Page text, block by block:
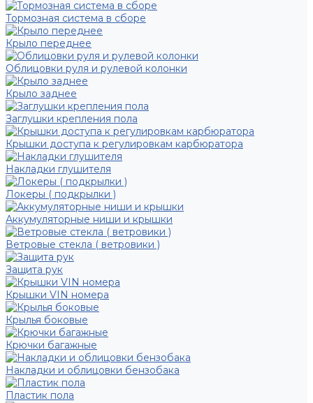
Тормозная система в сборе
Крыло переднее
Облицовки руля и рулевой колонки
Крыло заднее
Заглушки крепления пола
Крышки доступа к регулировкам карбюратора
Накладки глушителя
Локеры ( подкрылки )
Аккумуляторные ниши и крышки
Ветровые стекла ( ветровики )
Защита рук
Крышки VIN номера
Крылья боковые
Крючки багажные
Накладки и облицовки бензобака
Пластик пола